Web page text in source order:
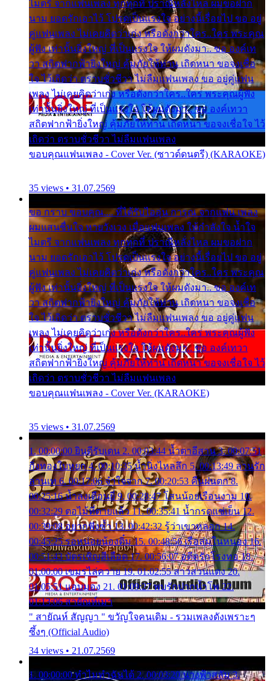
ไมตรี จากแฟนเพลง ทุกทุกที่ ปราณีหลั่งไหล ผมขอฝาก
นาม ยอดรักเอาไว้ โปรดเป็นแรงใจ อย่างนี้เรื่อยไป ขอ อยู่
คู่แฟนเพลง ไม่เคยคิดว่าเก่ง หรือดังกว่าใคร..ใคร พระคุณ
ผู้ฟัง เท่านั้นยิ่งใหญ่ ที่เป็นแรงใจ ให้ผมดังมา.. ขอ องค์เท
วา สถิตฟากฟ้ายิ่งใหญ่ คุ้มภัยให้ท่าน เถิดหนา ขอจงเชื่อ
ใจ ไว้เถิดว่า ตราบชั่วชีวา ไม่ลืมแฟนเพลง ขอ อยู่คู่แฟน
เพลง ไม่เคยคิดว่าเก่ง หรือดังกว่าใคร..ใคร พระคุณผู้ฟัง
เท่านั้นยิ่งใหญ่ ที่เป็นแรงใจ ให้ผมดังมา.. ขอ องค์เทวา
สถิตฟากฟ้ายิ่งใหญ่ คุ้มภัยให้ท่าน เถิดหนา ขอจงเชื่อใจ ไว้
เถิดว่า ตราบชั่วชีวา ไม่ลืมแฟนเพลง
ขอบคุณแฟนเพลง - Cover Ver. (ซาวด์ดนตรี) (KARAOKE)
35 views • 31.07.2569
ขอ กราบ ขอบคุณ.... ที่ได้รับไออุ่น การุณ จากแฟน เพลง
ผมแสนชื่นใจ หายวังเวง เมื่อแฟนเพลง ให้กำลังใจ น้ำใจ
ไมตรี จากแฟนเพลง ทุกทุกที่ ปราณีหลั่งไหล ผมขอฝาก
นาม ยอดรักเอาไว้ โปรดเป็นแรงใจ อย่างนี้เรื่อยไป ขอ อยู่
คู่แฟนเพลง ไม่เคยคิดว่าเก่ง หรือดังกว่าใคร..ใคร พระคุณ
ผู้ฟัง เท่านั้นยิ่งใหญ่ ที่เป็นแรงใจ ให้ผมดังมา.. ขอ องค์เท
วา สถิตฟากฟ้ายิ่งใหญ่ คุ้มภัยให้ท่าน เถิดหนา ขอจงเชื่อ
ใจ ไว้เถิดว่า ตราบชั่วชีวา ไม่ลืมแฟนเพลง ขอ อยู่คู่แฟน
เพลง ไม่เคยคิดว่าเก่ง หรือดังกว่าใคร..ใคร พระคุณผู้ฟัง
เท่านั้นยิ่งใหญ่ ที่เป็นแรงใจ ให้ผมดังมา.. ขอ องค์เทวา
สถิตฟากฟ้ายิ่งใหญ่ คุ้มภัยให้ท่าน เถิดหนา ขอจงเชื่อใจ ไว้
เถิดว่า ตราบชั่วชีวา ไม่ลืมแฟนเพลง
ขอบคุณแฟนเพลง - Cover Ver. (KARAOKE)
35 views • 31.07.2569
1. 00:00:00 ยินดีรับเดน 2. 00:03:44 น้ำตาอีสาน 3. 00:07:51
กิ่งทองใบหยก 4. 00:10:35 น้ำนิ่งไหลลึก 5. 00:13:49 ลานรัก
ลานเท 6. 00:17:06 จำใจจาก 7. 00:20:53 คืนฝนตก 8.
00:25:16 น้ำลงเดือนยี่ 9. 00:28:47 โสนน้อยเรือนงาม 10.
00:32:29 ตอไม้ที่ตายแล้ว 11. 00:35:41 น้ำกรดแช่เย็น 12.
00:39:08 อยากฟังซ้ำ 13. 00:42:32 รู้ว่าเขาหลอก 14.
00:45:25 รอหน่อยน้องติ๋ม 15. 00:48:56 เรือล่มในหนอง 16.
00:51:43 บัตรเชิญสีเลือด 17. 00:56:07 อดีตรักโรงทอ 18.
01:00:00 เขมรไล่ควาย 19. 01:02:55 สาวสวนแตง 20.
01:05:51 แอบมอง 21. 01:09:27 พบรักปากน้ำโพ 22.
01:13:06 สายัณห์เมา
" สายัณห์ สัญญา " ขวัญใจคนเดิม - รวมเพลงดังเพราะๆ
ซึ้งๆ (Official Audio)
34 views • 21.07.2569
1. 00:00:00 ทำไมทำฉันได้ 2. 00:03:20 นางฟ้าสลัม 3.